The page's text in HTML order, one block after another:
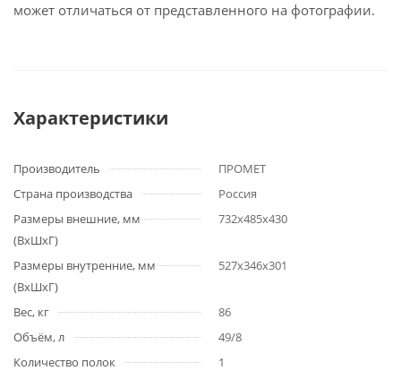
может отличаться от представленного на фотографии.
Характеристики
Производитель
ПРОМЕТ
Страна производства
Россия
Размеры внешние, мм
(ВхШхГ)
732x485x430
Размеры внутренние, мм
(ВхШхГ)
527x346x301
Вес, кг
86
Объём, л
49/8
Количество полок
1